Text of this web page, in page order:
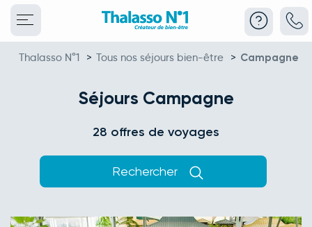
Thalasso N°1 > Tous nos séjours bien-être > Campagne
Séjours Campagne
28 offres de voyages
Rechercher